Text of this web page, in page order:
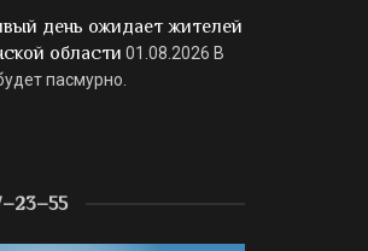
день ожидает жителей
области 01.08.2026 В
пасмурно.